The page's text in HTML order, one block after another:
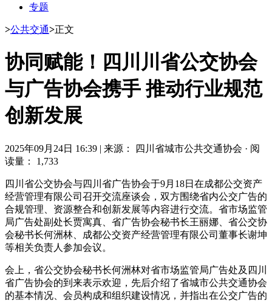
专题
>公共交通>正文
协同赋能！四川川省公交协会
与广告协会携手 推动行业规范
创新发展
2025年09月24日 16:39 | 来源： 四川省城市公共交通协会 · 阅
读量： 1,733
四川省公交协会与四川省广告协会于9月18日在成都公交资产
经营管理有限公司召开交流座谈会，双方围绕省内公交广告的
合规管理、资源整合和创新发展等内容进行交流。省市场监管
局广告处副处长贾寓真、省广告协会秘书长王丽娜、省公交协
会秘书长何洲林、成都公交资产经营管理有限公司董事长谢坤
等相关负责人参加会议。
会上，省公交协会秘书长何洲林对省市场监管局广告处及四川
省广告协会的到来表示欢迎，先后介绍了省城市公共交通协会
的基本情况、会员构成和组织建设情况，并指出在公交广告的